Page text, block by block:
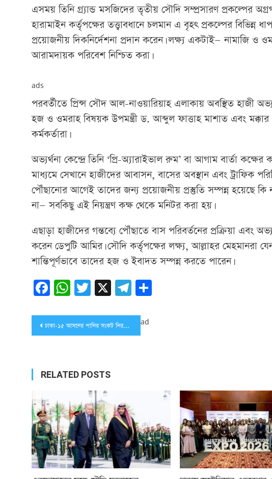
এসময় তিনি গ্র্যান্ড মসজিদের তৃতীয় সৌদি সম্প্রসারণ প্রকল্পের
হারামাইন কর্তৃপক্ষের তত্ত্বাবধানে চলমান এ বৃহৎ প্রকল্পের বিভিন্ন
প্রয়োজনীয় দিকনির্দেশনা প্রদান করেন। লক্ষ্য একটাই—
আরামদায়ক পরিবেশ নিশ্চিত করা।
ads
পরবর্তীতে প্রিন্স সৌদ আল-নাওয়ারিয়াহ এলাকায় অবস্থিত হাজী
হজ ও ওমরাহ বিষয়ক উপমন্ত্রী ড. আব্দুল ফাত্তাহ মাশাত এবং
কর্মকর্তারা।
অভ্যর্থনা কেন্দ্রে তিনি ‘প্রি-অ্যারাইভাল রুম’ বা আগাম বার্তা
মাধ্যমে সেখানে হাজীদের আবাসন, বাসের অবস্থান এবং ট্রাফিক
পৌঁছানোর আগেই তাদের জন্য প্রয়োজনীয় প্রস্তুতি সম্পন্ন হয়েছে কি
না— সবকিছু এই নিয়ন্ত্রণ কক্ষ থেকে মনিটর করা হয়।
এছাড়া হাজীদের গন্তব্যে পৌঁছাতে বাস পরিবর্তনের প্রক্রিয়া এবং
করেন ডেপুটি আমির। সৌদি কর্তৃপক্ষের লক্ষ্য, আল্লাহর মেহমানরা
শান্তিপূর্ণভাবে তাদের হজ ও ইবাদত সম্পন্ন করতে পারেন।
Facebook
WhatsApp
Twitter
X Telegram
Post
ঢাকা-১৫ আসনের পানির সংকট নিরসনের প্রতিশ্রুতি জামায়াত আমিরের ad
RELATED POSTS